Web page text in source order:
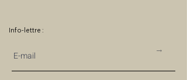
Info-lettre :
→